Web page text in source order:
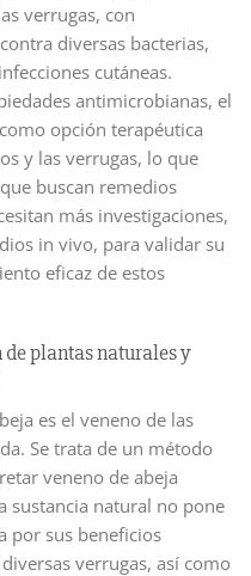
verrugas, con
diversas bacterias,
cutáneas.
antimicrobianas, el
opción terapéutica
y las verrugas, lo que
buscan remedios
más investigaciones,
in vivo, para validar su
eficaz de estos
de plantas naturales y
es el veneno de las
Se trata de un método
veneno de abeja
sustancia natural no pone
por sus beneficios
verrugas, así como